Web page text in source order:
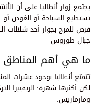
يجتمع زوار أنطاليا على أن
تستطيع السباحة أو الغوص أو
فرص للمرح بجوار أحد شلالات
جبال طوروس.
ما هي أهم المناطق
تتمتع أنطاليا بوجود عشرات
لكن أكثرها شهرة: الريفييرا
ومارماريس.